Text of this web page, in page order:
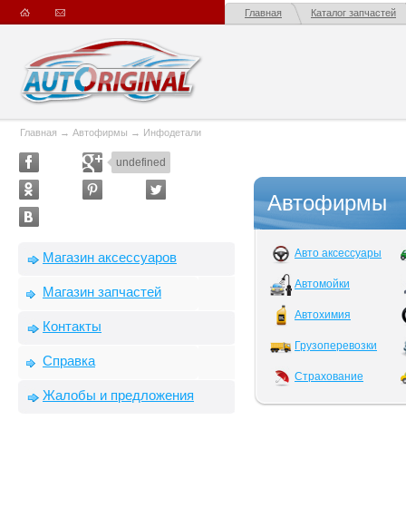
Главная Каталог запчастей
Главная → Автофирмы → Инфодетали
undefined
Магазин аксессуаров
Магазин запчастей
Контакты
Справка
Жалобы и предложения
Автофирмы
Авто аксессуары
Автомойки
Автохимия
Грузоперевозки
Страхование